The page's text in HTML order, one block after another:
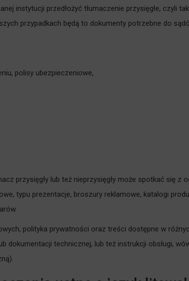
instytucji przedłożyć tłumaczenie przysięgłe, czyli
przypadkach będą to dokumenty potrzebne do
polisy ubezpieczeniowe,
przysięgły lub też nieprzysięgły może spotkać się z
typu prezentacje, broszury reklamowe, katalogi
polityka prywatności oraz treści dostępne w
dokumentacji technicznej, lub też instrukcji obsługi,